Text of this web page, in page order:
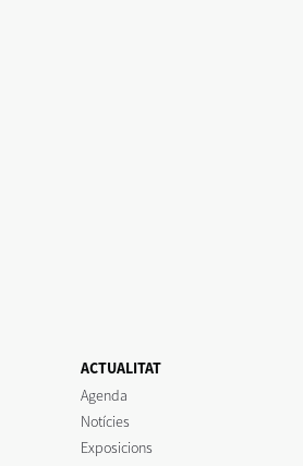
ACTUALITAT
Agenda
Notícies
Exposicions